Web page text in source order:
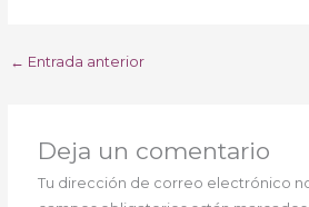
← Entrada anterior
Deja un comentario
Tu dirección de correo electrónico